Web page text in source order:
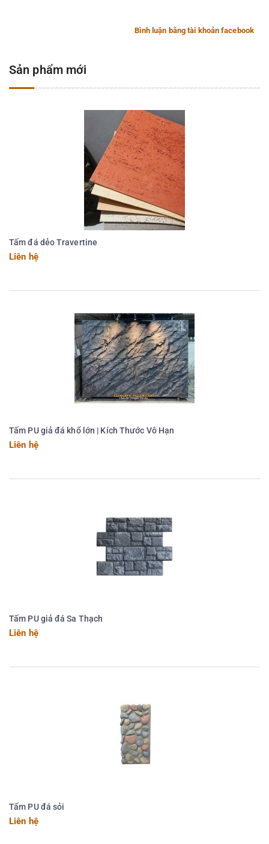
Bình luận bằng tài khoản facebook
Sản phẩm mới
Tấm đá dẻo Travertine
Liên hệ
Tấm PU giả đá khổ lớn | Kích Thước Vô Hạn
Liên hệ
Tấm PU giả đá Sa Thạch
Liên hệ
Tấm PU đá sỏi
Liên hệ